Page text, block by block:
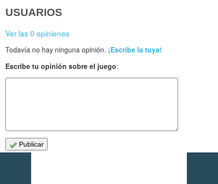
USUARIOS
Ver las 0 opiniones
Todavía no hay ninguna opinión. ¡Escribe la tuya!
Escribe tu opinión sobre el juego:
Publicar